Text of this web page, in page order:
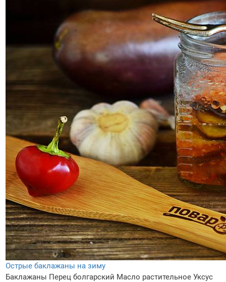
Острые баклажаны на зиму
Баклажаны Перец болгарский Масло растительное Уксус